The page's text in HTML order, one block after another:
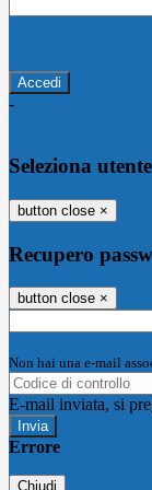
-
Seleziona utente
button close ×
Recupero
button close ×
Non hai una e-mail
E-mail inviata, si
Errore
Chiudi